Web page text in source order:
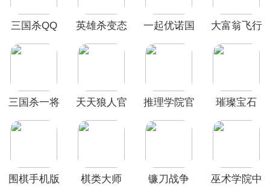
三国杀QQ
英雄杀变态
一起优诺国
大富翁飞行
三国杀一将
天天狼人官
推理学院官
璀璨宝石
围棋手机版 棋类大师
镰刀战争
巫术学院中